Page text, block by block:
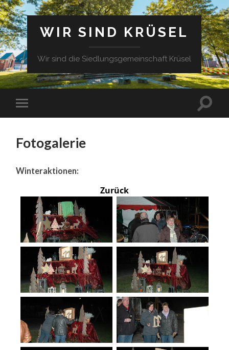
WIR SIND KRÜSEL
Wir sind die Siedlungsgemeinschaft Krüsel
Fotogalerie
Winteraktionen:
Zurück